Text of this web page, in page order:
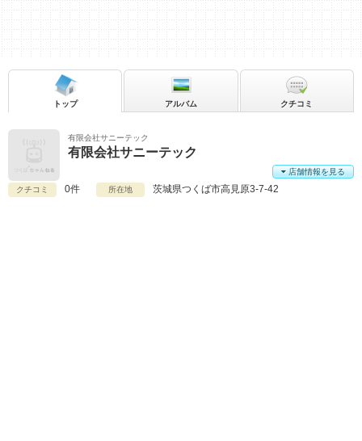
有限会社サニーテック
有限会社サニーテック
クチコミ 0件 所在地 茨城県つくば市高見原3-7-42
店舗情報を見る
トップ アルバム クチコミ